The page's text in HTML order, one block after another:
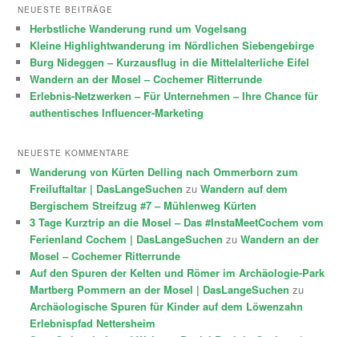
NEUESTE BEITRÄGE
Herbstliche Wanderung rund um Vogelsang
Kleine Highlightwanderung im Nördlichen Siebengebirge
Burg Nideggen – Kurzausflug in die Mittelalterliche Eifel
Wandern an der Mosel – Cochemer Ritterrunde
Erlebnis-Netzwerken – Für Unternehmen – Ihre Chance für
authentisches Influencer-Marketing
NEUESTE KOMMENTARE
Wanderung von Kürten Delling nach Ommerborn zum
Freiluftaltar | DasLangeSuchen zuWandern auf dem
Bergischem Streifzug #7 – Mühlenweg Kürten
3 Tage Kurztrip an die Mosel – Das #InstaMeetCochem vom
Ferienland Cochem | DasLangeSuchen zuWandern an der
Mosel – Cochemer Ritterrunde
Auf den Spuren der Kelten und Römer im Archäologie-Park
Martberg Pommern an der Mosel | DasLangeSuchen zu
Archäologische Spuren für Kinder auf dem Löwenzahn
Erlebnispfad Nettersheim